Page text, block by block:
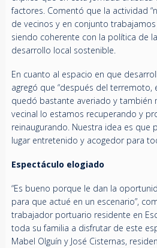
factores. Comentó que la actividad
de vecinos y en conjunto trabajamos
siendo coherente con la política de
desarrollo local sostenible.
En cuanto al espacio en que
agregó que “después del terremoto,
quedó bastante averiado y también
vecinal lo estamos recuperando y
reinaugurando. Nuestra idea es que
lugar entretenido y acogedor para
Espectáculo elogiado
“Es bueno porque le dan la
para que actué en un escenario”,
trabajador portuario residente en
toda su familia a disfrutar de este
Mabel Olguín y José Cisternas,